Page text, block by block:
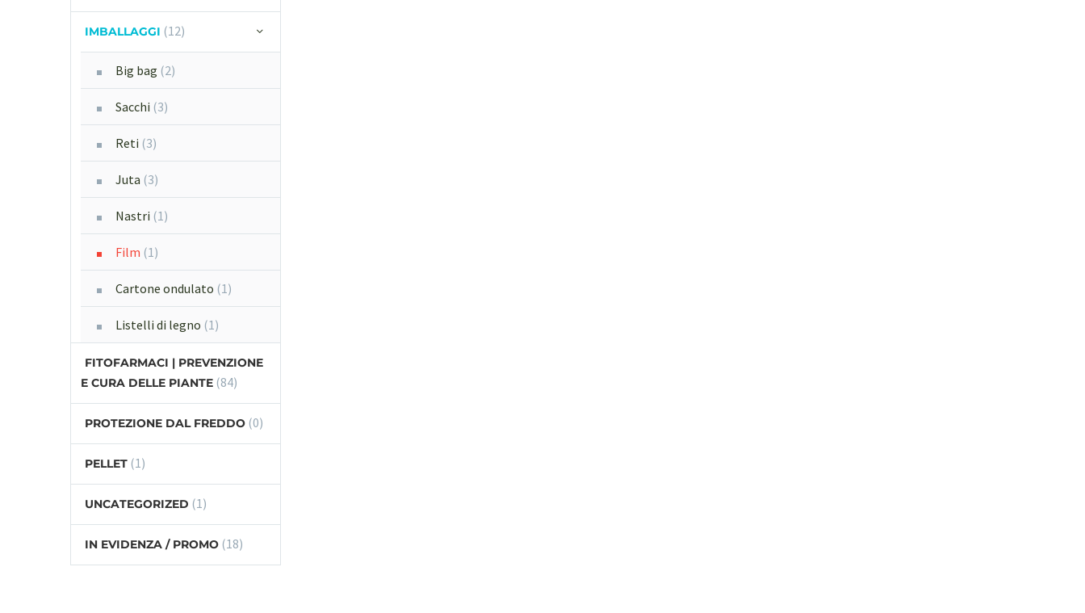
IMBALLAGGI (12)
Big bag (2)
Sacchi (3)
Reti (3)
Juta (3)
Nastri (1)
Film (1)
Cartone ondulato (1)
Listelli di legno (1)
FITOFARMACI | PREVENZIONE
E CURA DELLE PIANTE (84)
PROTEZIONE DAL FREDDO (0)
PELLET (1)
UNCATEGORIZED (1)
IN EVIDENZA / PROMO (18)